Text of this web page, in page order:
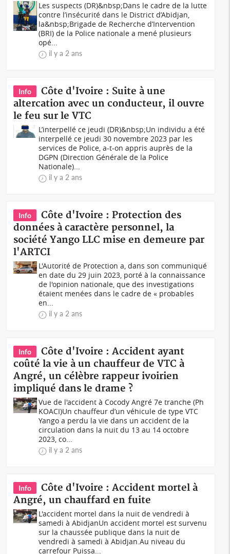
Les suspects (DR)&nbsp;Dans le cadre de la lutte
contre l’insécurité dans le District d’Abidjan,
la&nbsp;Brigade de Recherche d’Intervention
(BRI) de la Police nationale a mené plusieurs
opé...
il y a 2 ans
Info
Côte d'Ivoire : Suite à une
altercation avec un conducteur, il ouvre
le feu sur le VTC
L’interpellé ce jeudi (DR)&nbsp;Un individu a été
interpellé ce jeudi 30 novembre 2023 par les
services de Police, a-t-on appris auprès de la
DGPN (Direction Générale de la Police
Nationale)...
il y a 2 ans
Info
Côte d'Ivoire : Protection des
données à caractère personnel, la
société Yango LLC mise en demeure par
l'ARTCI
L'Autorité de Protection a, dans son communiqué
en date du 29 juin 2023, porté à la connaissance
de l'opinion nationale, que des investigations
étaient menées dans le cadre de « probables
en...
il y a 2 ans
Info
Côte d'Ivoire : Accident ayant
coûté la vie à un chauffeur de VTC à
Angré, un célèbre rappeur ivoirien
impliqué dans le drame ?
Vue de l'accident à Cocody Angré 7e tranche (Ph
KOACI)Un chauffeur d’un véhicule de type VTC
Yango a perdu la vie dans un accident de la
circulation dans la nuit du 13 au 14 octobre
2023, co...
il y a 2 ans
Info
Côte d'Ivoire : Accident mortel à
Angré, un chauffard en fuite
L'accident mortel dans la nuit de vendredi à
samedi à AbidjanUn accident mortel est survenu
sur la chaussée publique dans la nuit de
vendredi à samedi à Abidjan.Au niveau du
carrefour Puissa...